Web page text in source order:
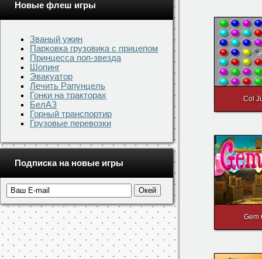
Новые флеш игры
Званый ужин
Парковка грузовика с прицепом
Принцесса поп-звезда
Шопинг
Эвакуатор
Лечить Рапунцель
Гонки на тракторах
БелАЗ
Горный транспортир
Грузовые перевозки
Подписка на новые игры
Col
Gem